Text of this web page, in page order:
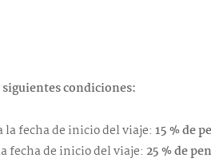
condiciones:
la fecha de inicio del viaje:15 % de
fecha de inicio del viaje: 25 % de